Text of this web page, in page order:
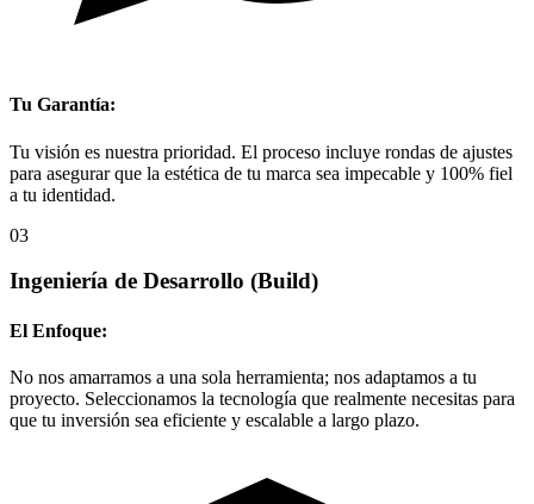
Tu Garantía:
Tu visión es nuestra prioridad. El proceso incluye rondas de ajustes
para asegurar que la estética de tu marca sea impecable y 100% fiel
a tu identidad.
03
Ingeniería de Desarrollo (Build)
El Enfoque:
No nos amarramos a una sola herramienta; nos adaptamos a tu
proyecto. Seleccionamos la tecnología que realmente necesitas para
que tu inversión sea eficiente y escalable a largo plazo.